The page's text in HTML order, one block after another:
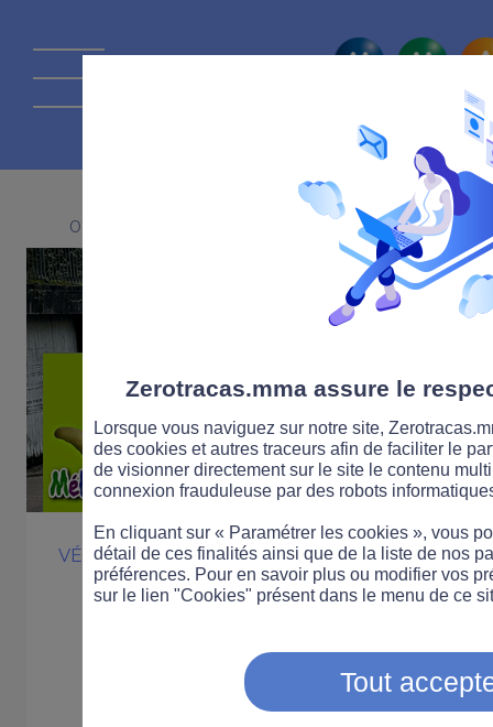
La route
07 FÉVRIER 2018
VÉLO INNOVATION
Innovation :
Zerotracas.mma assure le
Lorsque vous naviguez sur notre site,
des cookies et autres traceurs afin de faciliter le
de visionner directement sur le site le contenu
connexion frauduleuse par des robots
En cliquant sur « Paramétrer les cookies », vous
détail de ces finalités ainsi que de la liste de nos
préférences. Pour en savoir plus ou modifier vos
sur le lien "Cookies" présent dans le menu de ce
Tout